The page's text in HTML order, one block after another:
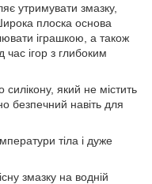
утримувати змазку,
плоска основа
іграшкою, а також
ігор з глибоким
силікону, який не містить
безпечний навіть для
тіла і дуже
змазку на водній